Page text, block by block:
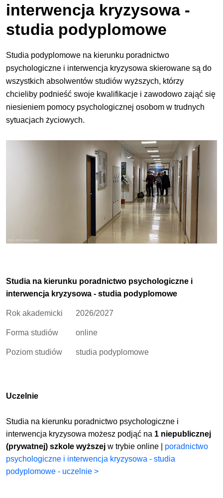
interwencja kryzysowa -
studia podyplomowe
Studia podyplomowe na kierunku poradnictwo
psychologiczne i interwencja kryzysowa skierowane są do
wszystkich absolwentów studiów wyższych, którzy
chcieliby podnieść swoje kwalifikacje i zawodowo zająć się
niesieniem pomocy psychologicznej osobom w trudnych
sytuacjach życiowych.
Studia na kierunku poradnictwo psychologiczne i
interwencja kryzysowa - studia podyplomowe
Rok akademicki 2026/2027
Forma studiów online
Poziom studiów studia podyplomowe
Uczelnie
Studia na kierunku poradnictwo psychologiczne i
interwencja kryzysowa możesz podjąć na 1 niepublicznej
(prywatnej) szkole wyższej w trybie online | poradnictwo
psychologiczne i interwencja kryzysowa - studia
podyplomowe - uczelnie >